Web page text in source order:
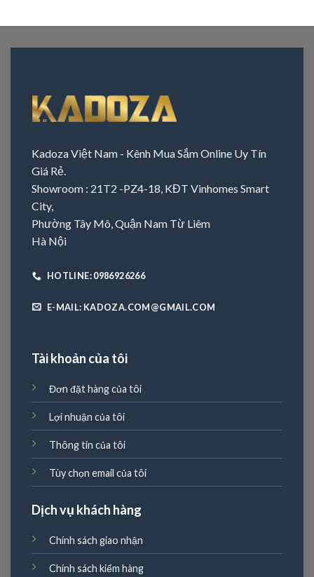
Kadoza Việt Nam - Kênh Mua Sắm Online Uy Tín
Giá Rẻ.
Showroom : 21T2 -PZ4-18, KĐT Vinhomes Smart
City,
Phường Tây Mô, Quận Nam Từ Liêm
Hà Nội
HOTLINE: 0986926266
E-MAIL: KADOZA.COM@GMAIL.COM
Tài khoản của tôi
Đơn đặt hàng của tôi
Lợi nhuận của tôi
Thông tin của tôi
Tùy chọn email của tôi
Dịch vụ khách hàng
Chính sách giao nhận
Chính sách kiểm hàng